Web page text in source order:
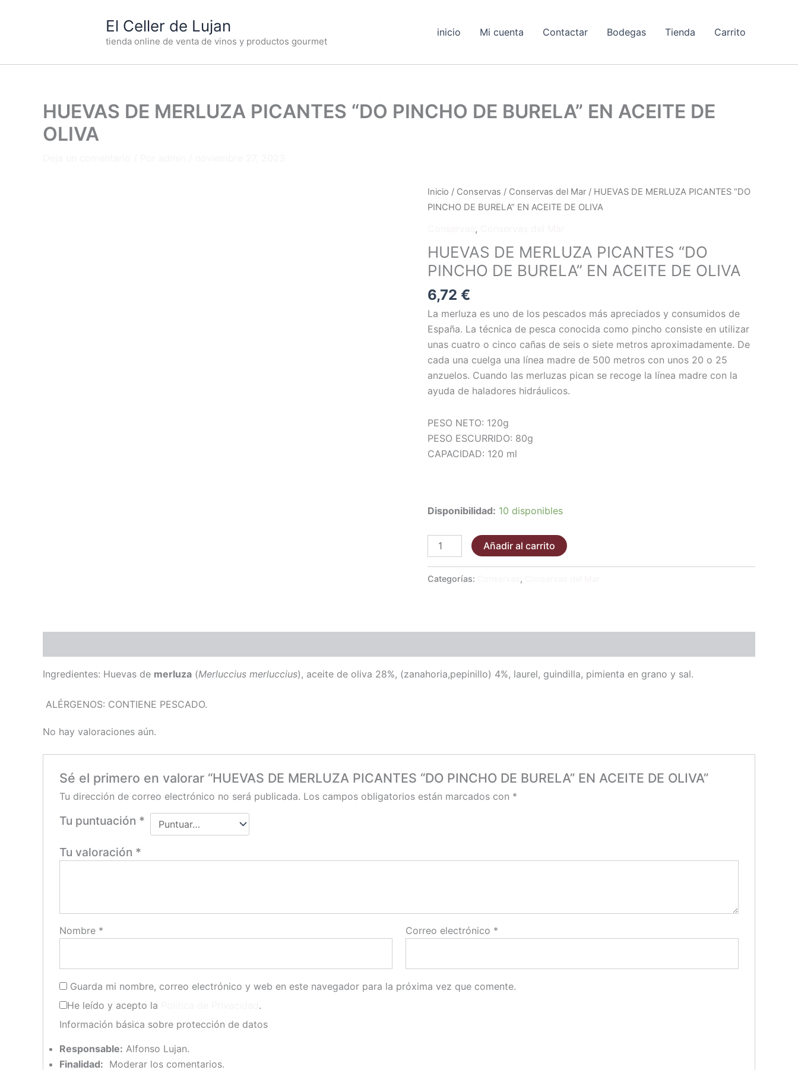
El Celler de Lujan
tienda online de venta de vinos y productos gourmet
inicio Mi cuenta Contactar Bodegas Tienda Carrito
HUEVAS DE MERLUZA PICANTES “DO PINCHO DE BURELA” EN ACEITE DE
OLIVA
Inicio / Conservas / Conservas del Mar / HUEVAS DE MERLUZA PICANTES “DO
PINCHO DE BURELA” EN ACEITE DE OLIVA
,
HUEVAS DE MERLUZA PICANTES “DO
PINCHO DE BURELA” EN ACEITE DE OLIVA
6,72 €
La merluza es uno de los pescados más apreciados y consumidos de
España. La técnica de pesca conocida como pincho consiste en utilizar
unas cuatro o cinco cañas de seis o siete metros aproximadamente. De
cada una cuelga una línea madre de 500 metros con unos 20 o 25
anzuelos. Cuando las merluzas pican se recoge la línea madre con la
ayuda de haladores hidráulicos.
PESO NETO: 120g
PESO ESCURRIDO: 80g
CAPACIDAD: 120 ml
Disponibilidad: 10 disponibles
HUEVAS
DE
“DO
PINCHO
BURELA”
EN
ACEITE
DE
OLIVA
cantidad
Añadir al carrito
Categorías: ,
Ingredientes: Huevas de merluza (Merluccius merluccius), aceite de oliva 28%, (zanahoria,pepinillo) 4%, laurel, guindilla, pimienta en grano y sal.
ALÉRGENOS: CONTIENE PESCADO.
No hay valoraciones aún.
Sé el primero en valorar “HUEVAS DE MERLUZA PICANTES “DO PINCHO DE BURELA” EN ACEITE DE OLIVA”
Tu dirección de correo electrónico no será publicada. Los campos obligatorios están marcados con *
Tu puntuación *
Tu valoración *
Nombre * Correo electrónico *
Guarda mi nombre, correo electrónico y web en este navegador para la próxima vez que comente.
He leído y acepto la
.
Información básica sobre protección de datos
Responsable: Alfonso Lujan.
Finalidad: Moderar los comentarios.